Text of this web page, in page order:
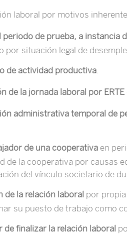
laboral por motivos
periodo de prueba, a instancia
por situación legal de
de actividad productiva.
de la jornada laboral por ERTE
administrativa temporal de
de una cooperativaen
de la cooperativa por causas
del vínculo societario de
de la relación laboral por
su puesto de trabajo como
de finalizar la relación laboral